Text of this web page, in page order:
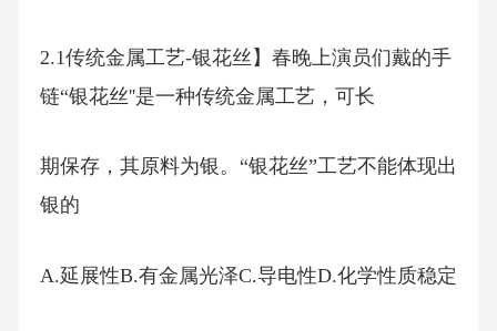
2.1传统金属工艺-银花丝】春晚上演员们戴的手
链“银花丝''是一种传统金属工艺，可长
期保存，其原料为银。“银花丝”工艺不能体现出
银的
A.延展性B.有金属光泽C.导电性D.化学性质稳定